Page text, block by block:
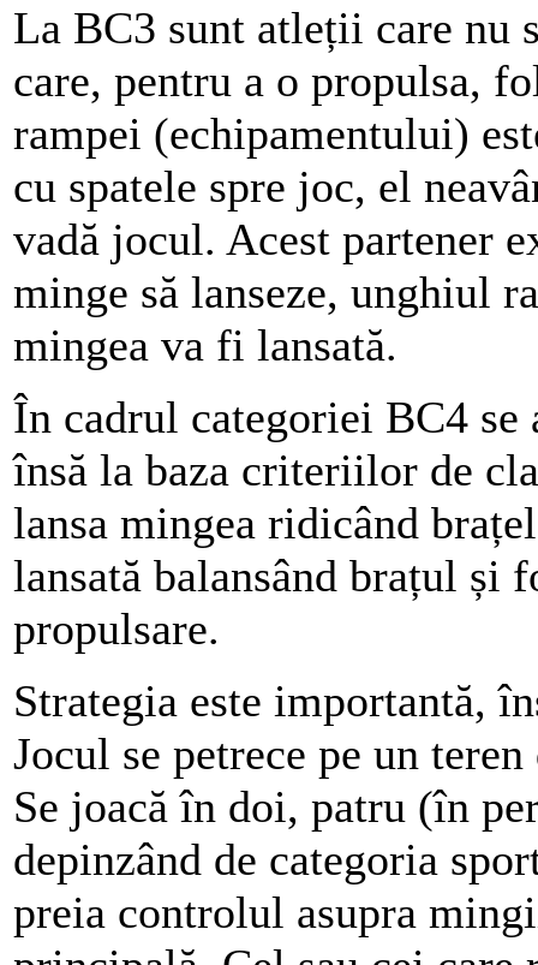
La BC3 sunt atleții care nu
care, pentru a o propulsa,
rampei (echipamentului)
cu spatele spre joc, el
vadă jocul. Acest partener
minge să lanseze, unghiul
mingea va fi lansată.
În cadrul categoriei BC4
însă la baza criteriilor de
lansa mingea ridicând
lansată balansând brațul și
propulsare.
Strategia este importantă,
Jocul se petrece pe un
Se joacă în doi, patru (în
depinzând de categoria
preia controlul asupra